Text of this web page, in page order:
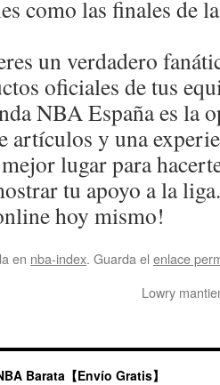
como las finales de
un verdadero
oficiales de tus
NBA España es la
artículos y una
lugar para
tu apoyo a la
hoy mismo!
en nba-index. Guarda el enlace
Lowry
Barata【Envío Gratis】